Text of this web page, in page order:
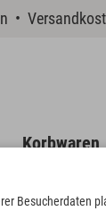
•
Korbwaren
Besucherdaten